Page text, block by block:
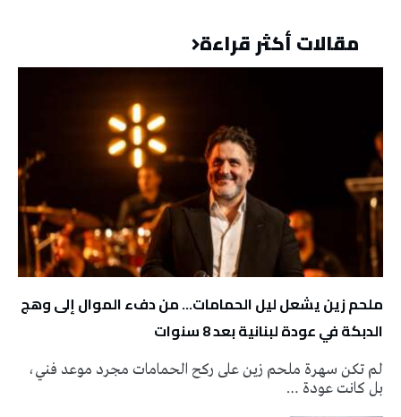
مقالات أكثر قراءة
ملحم زين يشعل ليل الحمامات… من دفء الموال إلى وهج
الدبكة في عودة لبنانية بعد 8 سنوات
لم تكن سهرة ملحم زين على ركح الحمامات مجرد موعد فني،
بل كانت عودة …